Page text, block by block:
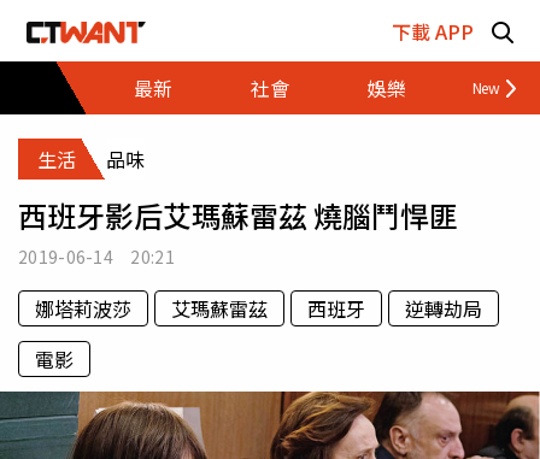
下載 APP
最新
社會 娛樂 財經
生活 品味
西班牙影后艾瑪蘇雷茲 燒腦鬥悍匪
2019-06-14 20:21
娜塔莉波莎 艾瑪蘇雷茲 西班牙
逆轉劫局
電影